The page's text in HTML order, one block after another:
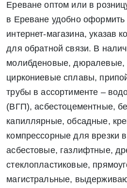
Ереване оптом или в
в Ереване удобно оформить
интернет-магазина, указав
для обратной связи. В
молибденовые, дюралевые,
циркониевые сплавы,
трубы в ассортименте –
(ВГП), асбестоцементные,
капиллярные, обсадные,
компрессорные для врезки
асбестовые, газлифтные,
стеклопластиковые,
магистральные,